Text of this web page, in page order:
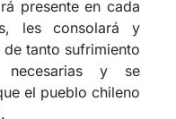
tanto sufrimiento
y se
el pueblo chileno